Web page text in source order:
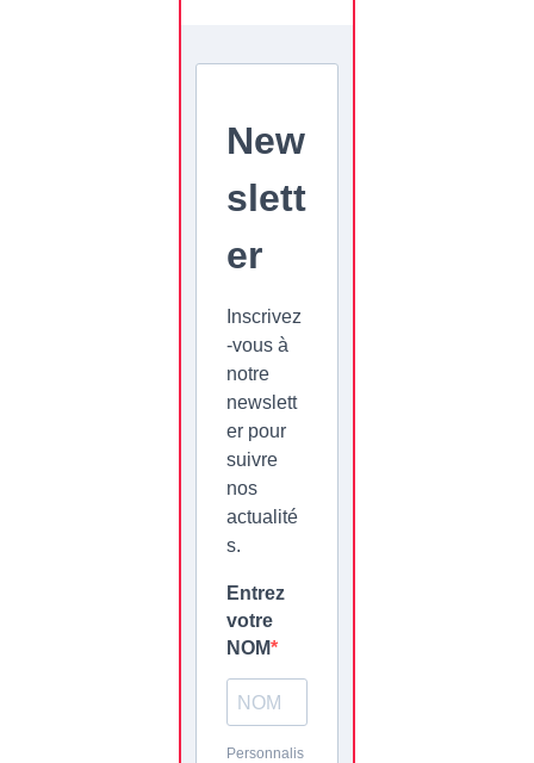
New
slett
er
Inscrivez
-vous à
notre
newslett
er pour
suivre
nos
actualité
s.
Entrez
votre
NOM
Personnalis